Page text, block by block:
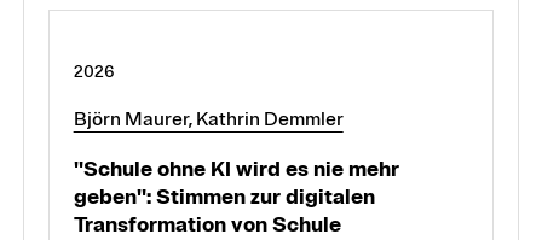
2026
Björn Maurer, Kathrin Demmler
"Schule ohne KI wird es nie mehr
geben": Stimmen zur digitalen
Transformation von Schule